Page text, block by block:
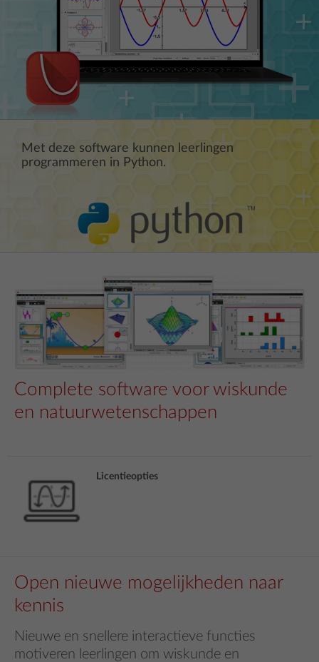
Met deze software kunnen leerlingen
programmeren in Python.
Complete software voor wiskunde
en natuurwetenschappen
Licentieopties
Open nieuwe mogelijkheden naar
kennis
Nieuwe en snellere interactieve functies
motiveren leerlingen om wiskunde en